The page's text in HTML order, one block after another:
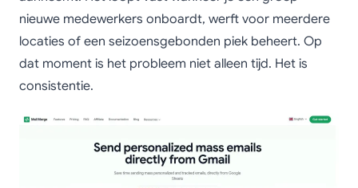
nieuwe medewerkers onboardt, werft voor meerdere
locaties of een seizoensgebonden piek beheert. Op
dat moment is het probleem niet alleen tijd. Het is
consistentie.